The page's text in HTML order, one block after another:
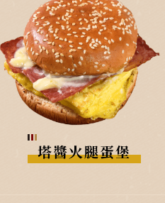
塔醬火腿蛋堡